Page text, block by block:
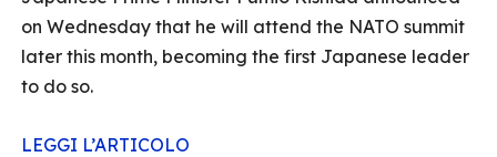
on Wednesday that he will attend the NATO summit
later this month, becoming the first Japanese leader
to do so.
LEGGI L’ARTICOLO